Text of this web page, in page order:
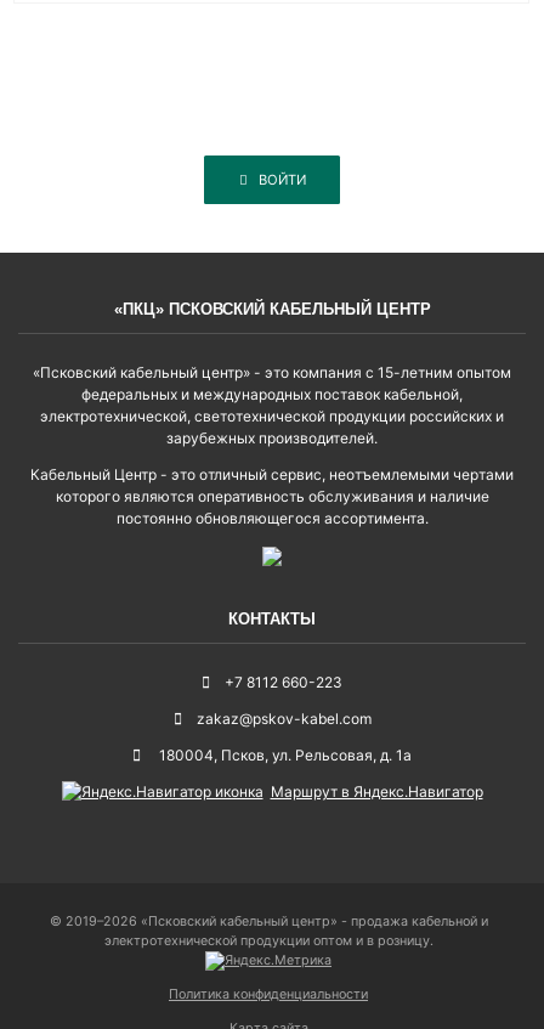
ВОЙТИ
«ПКЦ» ПСКОВСКИЙ КАБЕЛЬНЫЙ ЦЕНТР
«Псковский кабельный центр» - это компания с 15-летним опытом
федеральных и международных поставок кабельной,
электротехнической, светотехнической продукции российских и
зарубежных производителей.
Кабельный Центр - это отличный сервис, неотъемлемыми чертами
которого являются оперативность обслуживания и наличие
постоянно обновляющегося ассортимента.
КОНТАКТЫ
+7 8112 660-223
zakaz@pskov-kabel.com
180004, Псков, ул. Рельсовая, д. 1а
Маршрут в Яндекс.Навигатор
© 2019–2026 «Псковский кабельный центр» - продажа кабельной и
электротехнической продукции оптом и в розницу.
Политика конфиденциальности